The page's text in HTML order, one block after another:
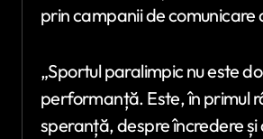
prin campanii de comunicare
„Sportul paralimpic nu este
performanță. Este, în primul
speranță, despre încredere și